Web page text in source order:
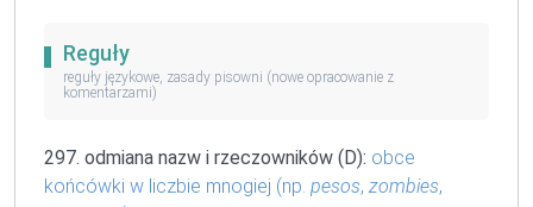
Reguły
reguły językowe, zasady pisowni (nowe opracowanie z
komentarzami)
297. odmiana nazw i rzeczowników (D): obce
końcówki w liczbie mnogiej (np. pesos, zombies,